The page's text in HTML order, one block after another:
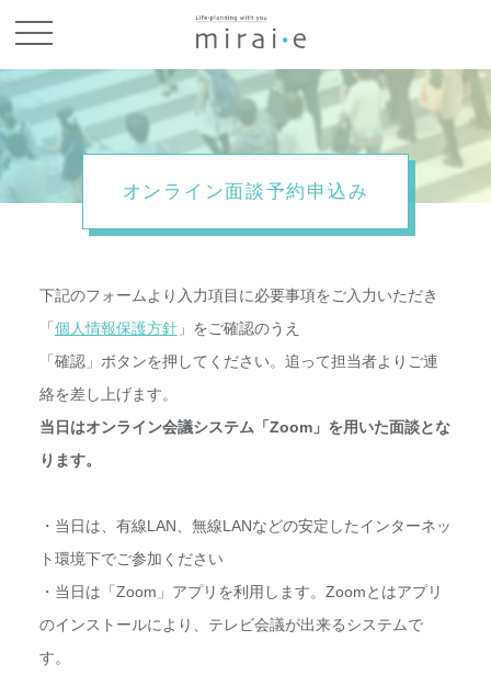
オンライン面談予約申込み
下記のフォームより入力項目に必要事項をご入力いただき
「 個人情報保護方針」をご確認のうえ
「確認」ボタンを押してください。追って担当者よりご連
絡を差し上げます。
当日はオンライン会議システム「Zoom」を用いた面談とな
ります。
・当日は、有線LAN、無線LANなどの安定したインターネッ
ト環境下でご参加ください
・当日は「Zoom」アプリを利用します。Zoomとはアプリ
のインストールにより、テレビ会議が出来るシステムで
す。